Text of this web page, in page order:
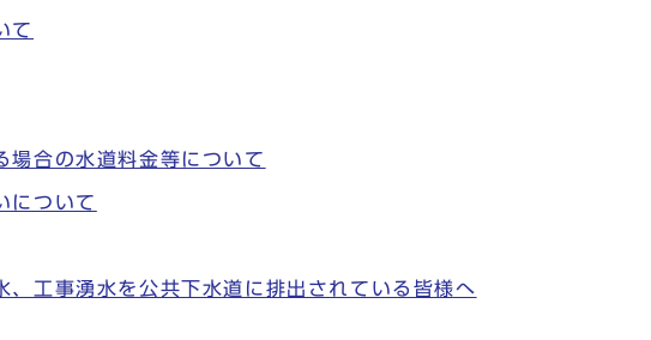
て
場合の水道料金等について
について
工事湧水を公共下水道に排出されている皆様へ